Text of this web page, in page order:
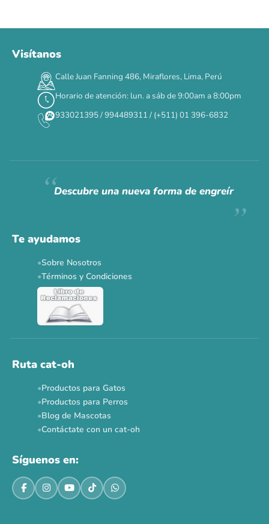
DÍAS HORAS MIN SEG
✕
Siempre fuimosraros.
Ver todas las promos 🐾
Visítanos
Calle Juan Fanning 486, Miraflores, Lima, Perú
Horario de atención: lun. a sáb de 9:00am a 8:00pm
933021395 / 994489311 / (+511) 01 396-6832
Descubre una nueva forma de engreír
Te ayudamos
Sobre Nosotros
Términos y Condiciones
Ruta cat-oh
Productos para Gatos
Productos para Perros
Blog de Mascotas
Contáctate con un cat-oh
Síguenos en: